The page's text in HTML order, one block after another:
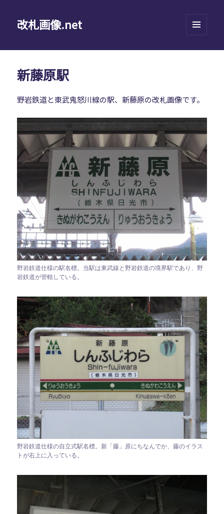
改札画像.net
ーとウ
新藤原駅
野岩鉄道と東武鬼怒川線の駅、新藤原の改札画像です。
野岩鉄道仕様の駅名標。当駅は東武線と野岩鉄道の境界駅であり、野
岩鉄道が管轄している。
野岩鉄道仕様の自立式駅名標。新「藤」原にちなんでか、藤のイラス
トが右上に入っている。